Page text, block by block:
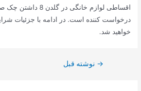
اقساطی لوازم خانگی
درخواست کننده است. در ادامه با جزئیات
خواهید شد.
راهبری
→ نوشته قبل